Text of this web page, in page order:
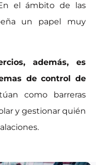
el ámbito de las
un papel muy
además, es
de control de
como barreras
y gestionar quién